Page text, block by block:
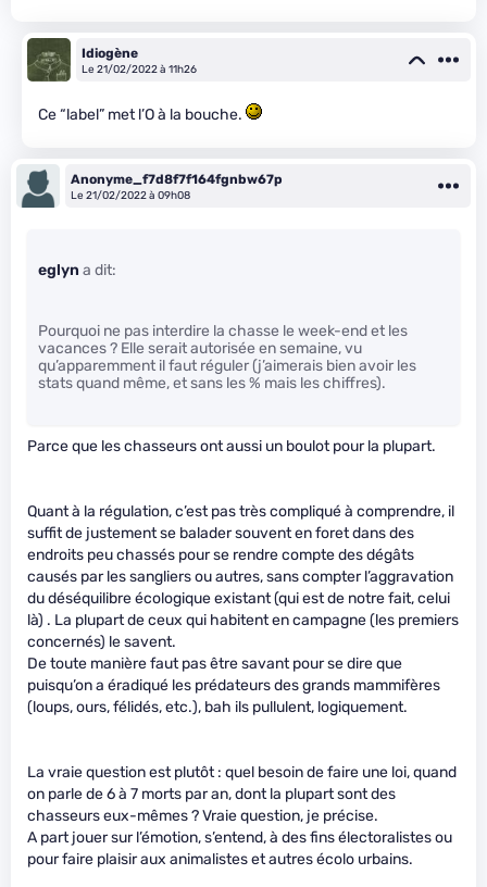
Idiogène
Le 21/02/2022 à 11h26
Ce “label” met l’O à la bouche.
Anonyme_f7d8f7f164fgnbw67p
Le 21/02/2022 à 09h08
eglyn a dit:
Pourquoi ne pas interdire la chasse le week-end et les
vacances ? Elle serait autorisée en semaine, vu
qu’apparemment il faut réguler (j’aimerais bien avoir les
stats quand même, et sans les % mais les chiffres).
Parce que les chasseurs ont aussi un boulot pour la plupart.
Quant à la régulation, c’est pas très compliqué à comprendre, il
suffit de justement se balader souvent en foret dans des
endroits peu chassés pour se rendre compte des dégâts
causés par les sangliers ou autres, sans compter l’aggravation
du déséquilibre écologique existant (qui est de notre fait, celui
là) . La plupart de ceux qui habitent en campagne (les premiers
concernés) le savent.
De toute manière faut pas être savant pour se dire que
puisqu’on a éradiqué les prédateurs des grands mammifères
(loups, ours, félidés, etc.), bah ils pullulent, logiquement.
La vraie question est plutôt : quel besoin de faire une loi, quand
on parle de 6 à 7 morts par an, dont la plupart sont des
chasseurs eux-mêmes ? Vraie question, je précise.
A part jouer sur l’émotion, s’entend, à des fins électoralistes ou
pour faire plaisir aux animalistes et autres écolo urbains.